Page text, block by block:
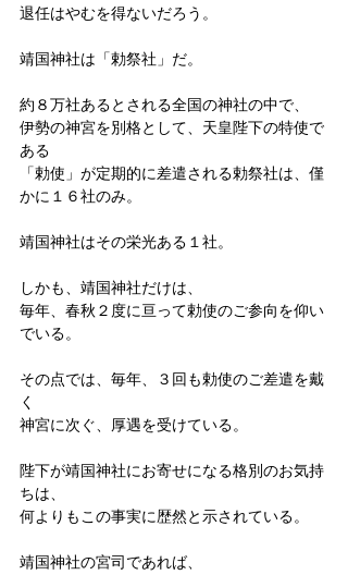
退任はやむを得ないだろう。
靖国神社は「勅祭社」だ。
約８万社あるとされる全国の神社の中で、
伊勢の神宮を別格として、天皇陛下の特使で
ある
「勅使」が定期的に差遣される勅祭社は、僅
かに１６社のみ。
靖国神社はその栄光ある１社。
しかも、靖国神社だけは、
毎年、春秋２度に亘って勅使のご参向を仰い
でいる。
その点では、毎年、３回も勅使のご差遣を戴
く
神宮に次ぐ、厚遇を受けている。
陛下が靖国神社にお寄せになる格別のお気持
ちは、
何よりもこの事実に歴然と示されている。
靖国神社の宮司であれば、